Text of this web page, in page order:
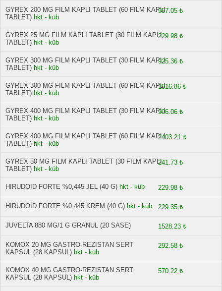
GYREX 200 MG FILM KAPLI TABLET (60 FILM KAPLI
TABLET) hkt - küb
957.05 ₺
GYREX 25 MG FILM KAPLI TABLET (30 FILM KAPLI
TABLET) hkt - küb
229.98 ₺
GYREX 300 MG FILM KAPLI TABLET (30 FILM KAPLI
TABLET) hkt - küb
925.36 ₺
GYREX 300 MG FILM KAPLI TABLET (60 FILM KAPLI
TABLET) hkt - küb
1916.86 ₺
GYREX 400 MG FILM KAPLI TABLET (30 FILM KAPLI
TABLET) hkt - küb
906.06 ₺
GYREX 400 MG FILM KAPLI TABLET (60 FILM KAPLI
TABLET) hkt - küb
2403.21 ₺
GYREX 50 MG FILM KAPLI TABLET (30 FILM KAPLI
TABLET) hkt - küb
241.73 ₺
HIRUDOID FORTE %0,445 JEL (40 G) hkt - küb 229.98 ₺
HIRUDOID FORTE %0,445 KREM (40 G) hkt - küb 229.35 ₺
JUVELTA 880 MG/1 G GRANUL (20 SASE) 1528.23 ₺
KOMOX 20 MG GASTRO-REZISTAN SERT
KAPSUL (28 KAPSUL) hkt - küb
292.58 ₺
KOMOX 40 MG GASTRO-REZISTAN SERT
KAPSUL (28 KAPSUL) hkt - küb
570.22 ₺